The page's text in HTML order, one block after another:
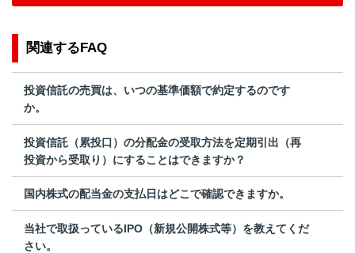
関連するFAQ
投資信託の売買は、いつの基準価額で約定するのです
か。
投資信託（累投口）の分配金の受取方法を定期引出（再
投資から受取り）にすることはできますか？
国内株式の配当金の支払日はどこで確認できますか。
当社で取扱っているIPO（新規公開株式等）を教えてくだ
さい。